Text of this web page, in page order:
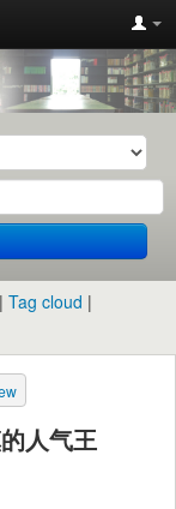
Tag cloud
人气王